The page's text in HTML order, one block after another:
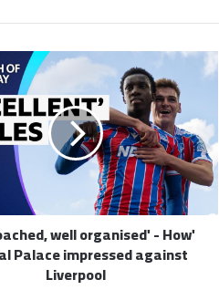
'Well
coached,
organised'
-
How
Crystal
Palace
impressed
against
Liverpool
well organised' - How
Palace impressed against
Liverpool